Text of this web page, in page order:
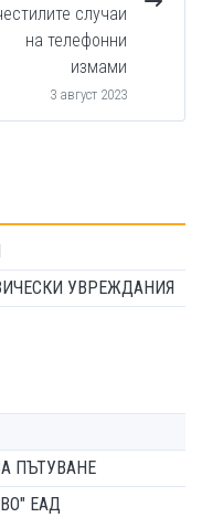
случаи
на телефонни
измами
3 август 2023
УВРЕЖДАНИЯ
ПЪТУВАНЕ
ЕАД